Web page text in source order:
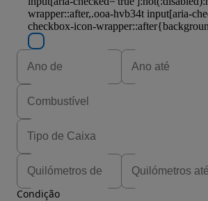
Condição